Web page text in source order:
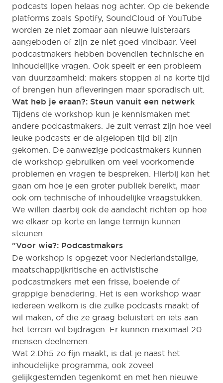
podcasts lopen helaas nog achter. Op de bekende
platforms zoals Spotify, SoundCloud of YouTube
worden ze niet zomaar aan nieuwe luisteraars
aangeboden of zijn ze niet goed vindbaar. Veel
podcastmakers hebben bovendien technische en
inhoudelijke vragen. Ook speelt er een probleem
van duurzaamheid: makers stoppen al na korte tijd
of brengen hun afleveringen maar sporadisch uit.
Wat heb je eraan?: Steun vanuit een netwerk
Tijdens de workshop kun je kennismaken met
andere podcastmakers. Je zult verrast zijn hoe veel
leuke podcasts er de afgelopen tijd bij zijn
gekomen. De aanwezige podcastmakers kunnen
de workshop gebruiken om veel voorkomende
problemen en vragen te bespreken. Hierbij kan het
gaan om hoe je een groter publiek bereikt, maar
ook om technische of inhoudelijke vraagstukken.
We willen daarbij ook de aandacht richten op hoe
we elkaar op korte en lange termijn kunnen
steunen.
"Voor wie?: Podcastmakers
De workshop is opgezet voor Nederlandstalige,
maatschappijkritische en activistische
podcastmakers met een frisse, boeiende of
grappige benadering. Het is een workshop waar
iedereen welkom is die zulke podcasts maakt of
wil maken, of die ze graag beluistert en iets aan
het terrein wil bijdragen. Er kunnen maximaal 20
mensen deelnemen.
Wat 2.Dh5 zo fijn maakt, is dat je naast het
inhoudelijke programma, ook zoveel
gelijkgestemden tegenkomt en met hen nieuwe